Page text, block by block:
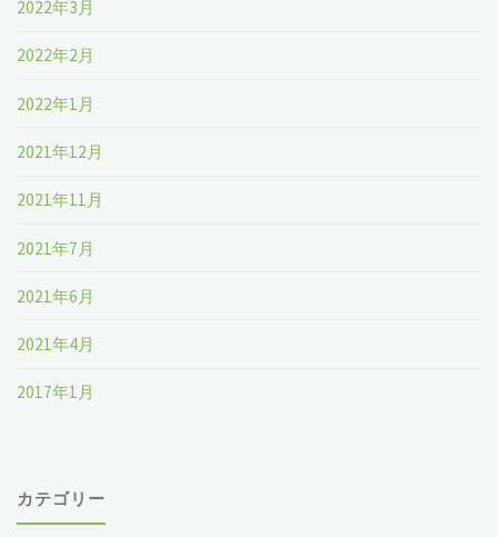
2022年3月
2022年2月
2022年1月
2021年12月
2021年11月
2021年7月
2021年6月
2021年4月
2017年1月
カテゴリー